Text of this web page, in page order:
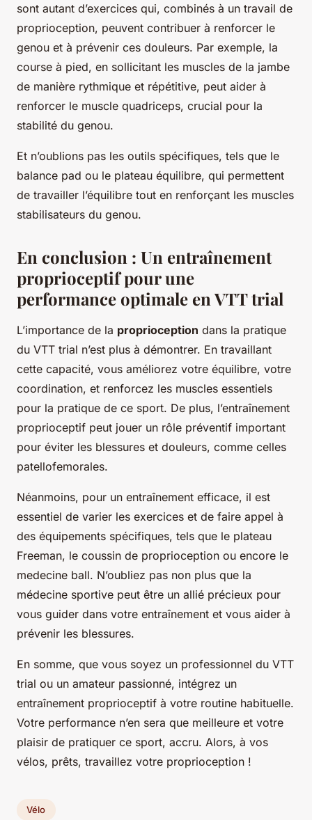
sont autant d’exercices qui, combinés à un travail de
proprioception, peuvent contribuer à renforcer le
genou et à prévenir ces douleurs. Par exemple, la
course à pied, en sollicitant les muscles de la jambe
de manière rythmique et répétitive, peut aider à
renforcer le muscle quadriceps, crucial pour la
stabilité du genou.
Et n’oublions pas les outils spécifiques, tels que le
balance pad ou le plateau équilibre, qui permettent
de travailler l’équilibre tout en renforçant les muscles
stabilisateurs du genou.
En conclusion : Un entraînement
proprioceptif pour une
performance optimale en VTT trial
L’importance de la proprioception dans la pratique
du VTT trial n’est plus à démontrer. En travaillant
cette capacité, vous améliorez votre équilibre, votre
coordination, et renforcez les muscles essentiels
pour la pratique de ce sport. De plus, l’entraînement
proprioceptif peut jouer un rôle préventif important
pour éviter les blessures et douleurs, comme celles
patellofemorales.
Néanmoins, pour un entraînement efficace, il est
essentiel de varier les exercices et de faire appel à
des équipements spécifiques, tels que le plateau
Freeman, le coussin de proprioception ou encore le
medecine ball. N’oubliez pas non plus que la
médecine sportive peut être un allié précieux pour
vous guider dans votre entraînement et vous aider à
prévenir les blessures.
En somme, que vous soyez un professionnel du VTT
trial ou un amateur passionné, intégrez un
entraînement proprioceptif à votre routine habituelle.
Votre performance n’en sera que meilleure et votre
plaisir de pratiquer ce sport, accru. Alors, à vos
vélos, prêts, travaillez votre proprioception !
Vélo